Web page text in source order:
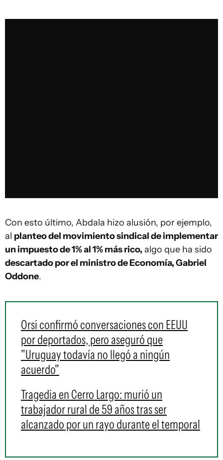
Con esto último, Abdala hizo alusión, por ejemplo,
al planteo del movimiento sindical de implementar
un impuesto de 1% al 1% más rico, algo que ha sido
descartado por el ministro de Economía, Gabriel
Oddone.
Orsi confirmó conversaciones con EEUU
por deportados, pero aseguró que
"Uruguay todavía no llegó a ningún
acuerdo"
Tragedia en Cerro Largo: murió un
trabajador rural de 59 años tras ser
alcanzado por un rayo durante el temporal